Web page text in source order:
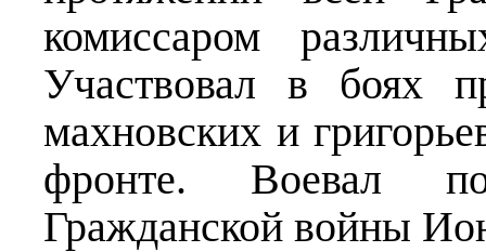
комиссаром
Участвовал в боях
махновских и
фронте. Воевал
Гражданской войны